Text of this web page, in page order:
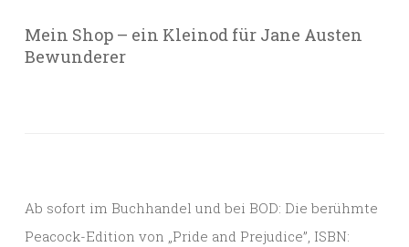
Mein Shop – ein Kleinod für Jane Austen
Bewunderer
Ab sofort im Buchhandel und bei BOD: Die berühmte
Peacock-Edition von „Pride and Prejudice”, ISBN: